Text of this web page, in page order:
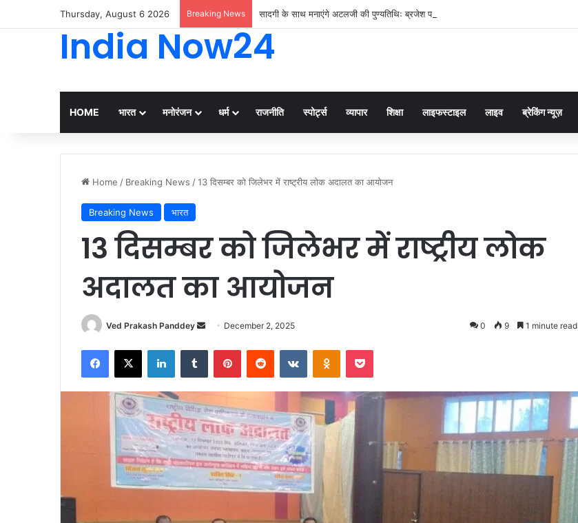
Thursday, August 6 2026 Breaking News सादगी के साथ मनाएंगे अटलजी की पुण्यतिथिः ब्रजेश पाठक
India Now24
HOME भारत मनोरंजन धर्म राजनीति स्पोर्ट्स व्यापार शिक्षा लाइफस्टाइल लाइव ब्रेकिंग न्यूज़
Home / Breaking News /13 दिसम्बर को जिलेभर में राष्ट्रीय लोक अदालत का आयोजन
Breaking News भारत
13 दिसम्बर को जिलेभर में राष्ट्रीय लोक
अदालत का आयोजन
Ved Prakash Panddey December 2, 2025 0 9 1 minute read